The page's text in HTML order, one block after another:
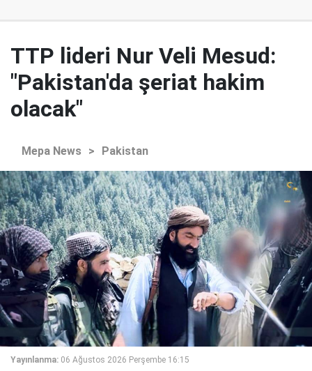
TTP lideri Nur Veli Mesud:
"Pakistan'da şeriat hakim
olacak"
Mepa News > Pakistan
Yayınlanma: 06 Ağustos 2026 Perşembe 16:15